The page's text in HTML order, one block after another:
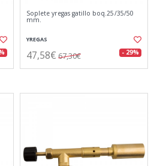
Soplete yregas gatillo boq.25/35/50
mm.
YREGAS
47,58€ 67,30€ - 29%